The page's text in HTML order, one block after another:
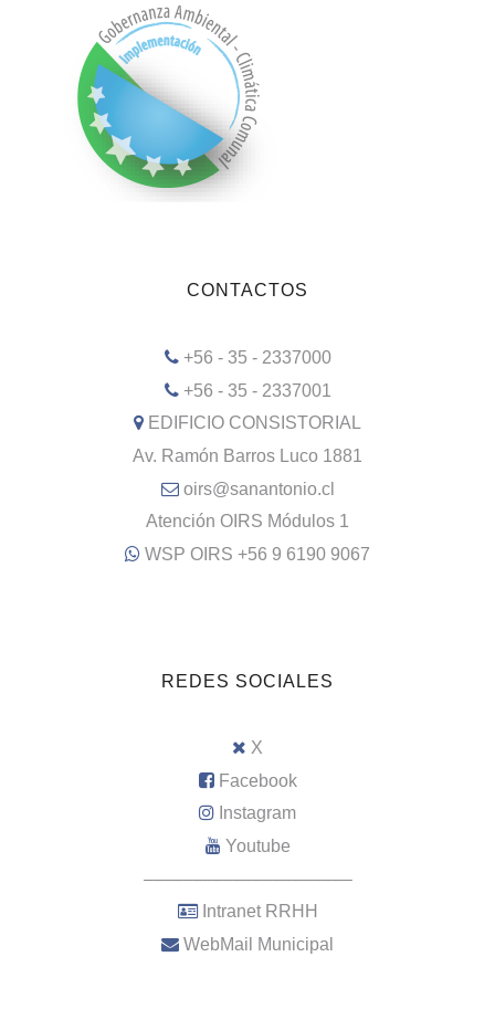
CONTACTOS
+56 - 35 - 2337000
+56 - 35 - 2337001
EDIFICIO CONSISTORIAL
Av. Ramón Barros Luco 1881
oirs@sanantonio.cl
Atención OIRS Módulos 1
WSP OIRS +56 9 6190 9067
REDES SOCIALES
X
Facebook
Instagram
Youtube
–––––––––––––––––––––
Intranet RRHH
WebMail Municipal